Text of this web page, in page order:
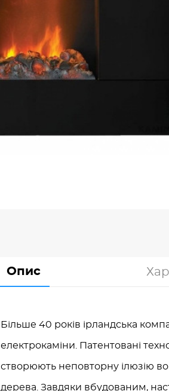
Опис
Більше 40 років ірландська
електрокаміни. Патентовані
створюють неповторну ілюзію
дерева. Завдяки вбудованим,